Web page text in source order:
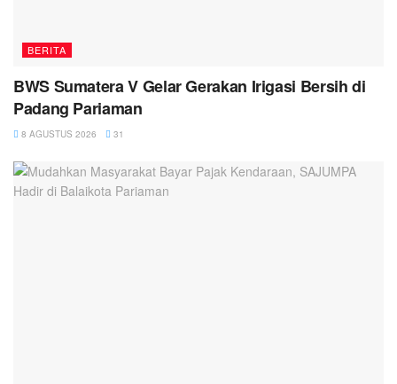
BERITA
BWS Sumatera V Gelar Gerakan Irigasi Bersih di
Padang Pariaman
8 AGUSTUS 2026 31